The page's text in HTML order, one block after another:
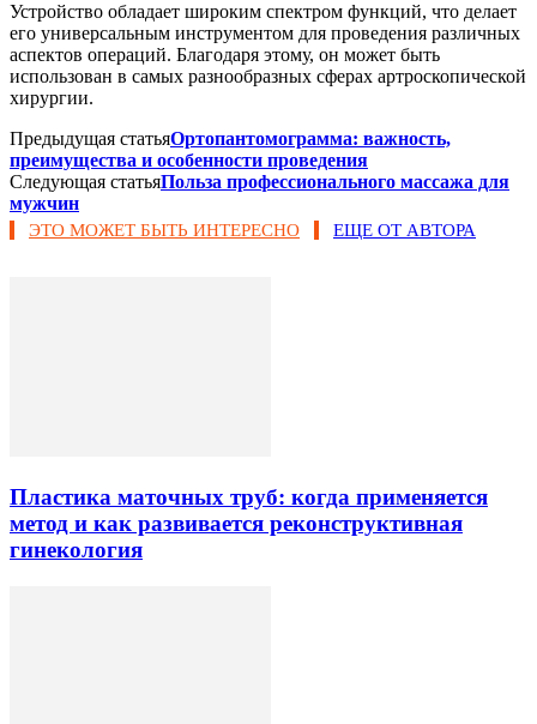
Устройство обладает широким спектром функций, что делает
его универсальным инструментом для проведения различных
аспектов операций. Благодаря этому, он может быть
использован в самых разнообразных сферах артроскопической
хирургии.
Предыдущая статьяОртопантомограмма: важность,
преимущества и особенности проведения
Следующая статьяПольза профессионального массажа для
мужчин
ЭТО МОЖЕТ БЫТЬ ИНТЕРЕСНО ЕЩЕ ОТ АВТОРА
Пластика маточных труб: когда применяется
метод и как развивается реконструктивная
гинекология